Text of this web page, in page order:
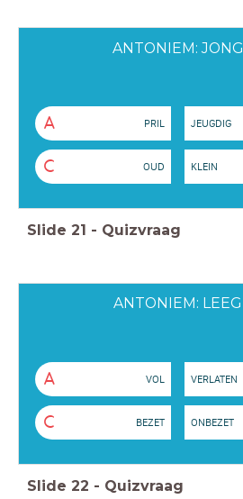
ANTONIEM: JONG
A PRIL JEUGDIG
C OUD KLEIN
Slide 21 - Quizvraag
ANTONIEM: LEEG
A VOL VERLATEN
C BEZET ONBEZET
Slide 22 - Quizvraag